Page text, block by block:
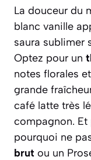
La douceur du
blanc vanille
saura sublimer
Optez pour un
notes florales
grande
café latte très
compagnon.
pourquoi ne
brut ou un